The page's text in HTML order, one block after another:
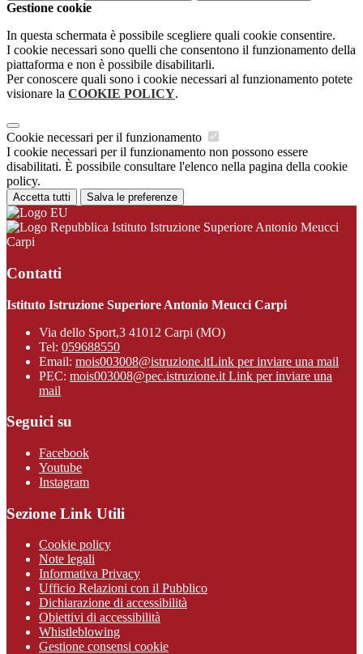
Gestione cookie
In questa schermata è possibile scegliere quali cookie consentire.
I cookie necessari sono quelli che consentono il funzionamento della
piattaforma e non è possibile disabilitarli.
Per conoscere quali sono i cookie necessari al funzionamento potete
visionare la COOKIE POLICY.
Cookie necessari per il funzionamento
I cookie necessari per il funzionamento non possono essere
disabilitati. È possibile consultare l'elenco nella pagina della cookie
policy.
Accetta tutti Salva le preferenze
Istituto Istruzione Superiore Antonio Meucci
Carpi
Contatti
Istituto Istruzione Superiore Antonio Meucci Carpi
Via dello Sport,3 41012 Carpi (MO)
Tel: 059688550
Email: mois003008@istruzione.itLink per inviare una mail
PEC: mois003008@pec.istruzione.it Link per inviare una
mail
Seguici su
Facebook
Youtube
Instagram
Sezione Link Utili
Cookie policy
Note legali
Informativa Privacy
Ufficio Relazioni con il Pubblico
Dichiarazione di accessibilità
Obiettivi di accessibilità
Whistleblowing
Gestione consensi cookie